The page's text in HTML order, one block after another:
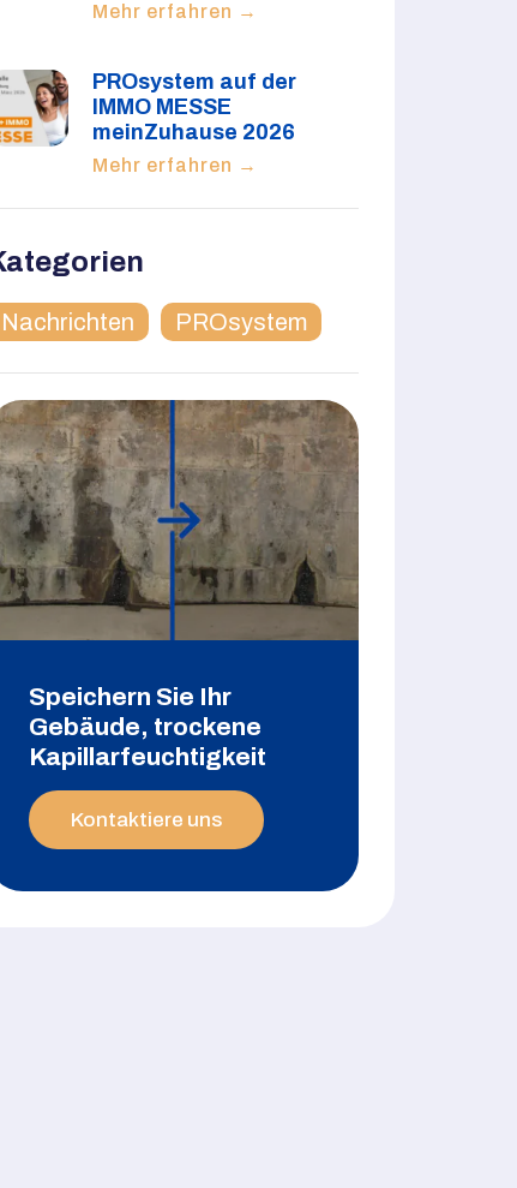
Mehr erfahren →
PROsystem auf der
IMMO MESSE
meinZuhause 2026
Mehr erfahren →
Nachrichten PROsystem
Speichern Sie Ihr
Gebäude, trockene
Kapillarfeuchtigkeit
Kontaktiere uns